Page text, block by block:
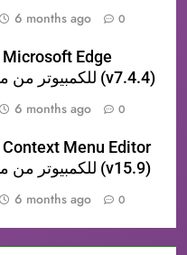
6 months ago 0
للكمبيوتر من ميديا فاير مجاناً (v7.4.4)
6 months ago 0
للكمبيوتر من ميديا فاير مجاناً (v15.9)
6 months ago 0